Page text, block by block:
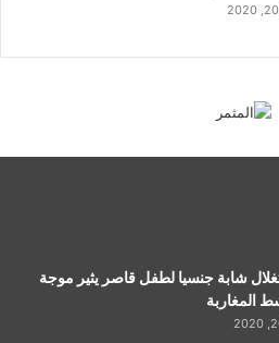
شابة جنسيا لطفل قاصر يثير موجة